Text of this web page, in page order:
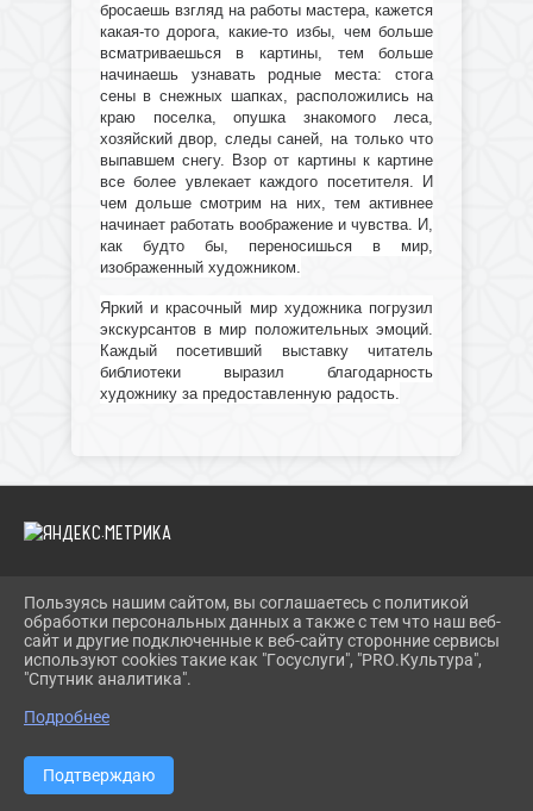
бросаешь взгляд на работы мастера, кажется
какая-то дорога, какие-то избы, чем больше
всматриваешься в картины, тем больше
начинаешь узнавать родные места: стога
сены в снежных шапках, расположились на
краю поселка, опушка знакомого леса,
хозяйский двор, следы саней, на только что
выпавшем снегу. Взор от картины к картине
все более увлекает каждого посетителя. И
чем дольше смотрим на них, тем активнее
начинает работать воображение и чувства. И,
как будто бы, переносишься в мир,
изображенный художником.
Яркий и красочный мир художника погрузил
экскурсантов в мир положительных эмоций.
Каждый посетивший выставку читатель
библиотеки выразил благодарность
художнику за предоставленную радость.
2026 Г. IBRBIB.RU
ВХОД
КАРТА САЙТА
ПОЛИТИКА ОБРАБОТКИ ПЕРСОНАЛЬНЫХ ДАННЫХ
СДЕЛАНО НА KUBCMS
Пользуясь нашим сайтом, вы соглашаетесь с политикой
обработки персональных данных а также с тем что наш веб-
сайт и другие подключенные к веб-сайту сторонние сервисы
используют cookies такие как "Госуслуги", "PRO.Культура",
"Спутник аналитика".
Подробнее
Подтверждаю